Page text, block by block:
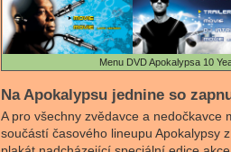
Menu DVD Apokalypsa 10
Na Apokalypsu jednine so
A pro všechny zvědavce a
součástí časového lineupu Apokalypsy